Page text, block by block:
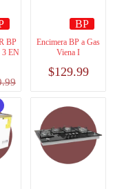
BP
EN
BP
Encimera BP a Gas
Viena I
$129.99